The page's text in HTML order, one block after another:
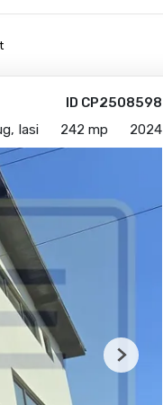
ID CP2508598
Iasi 242 mp 2024
Next